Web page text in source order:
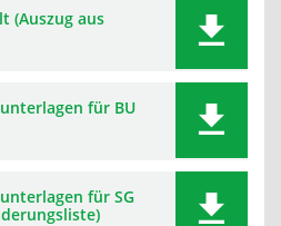
(Auszug aus
für BU
für SG